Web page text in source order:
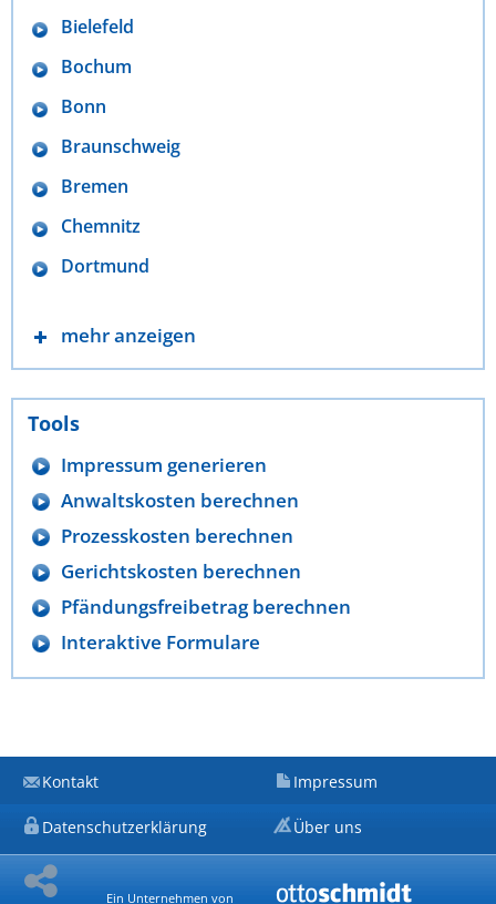
Bielefeld
Bochum
Bonn
Braunschweig
Bremen
Chemnitz
Dortmund
mehr anzeigen
Tools
Impressum generieren
Anwaltskosten berechnen
Prozesskosten berechnen
Gerichtskosten berechnen
Pfändungsfreibetrag berechnen
Interaktive Formulare
Kontakt Impressum
Datenschutzerklärung Über uns
Ein Unternehmen von